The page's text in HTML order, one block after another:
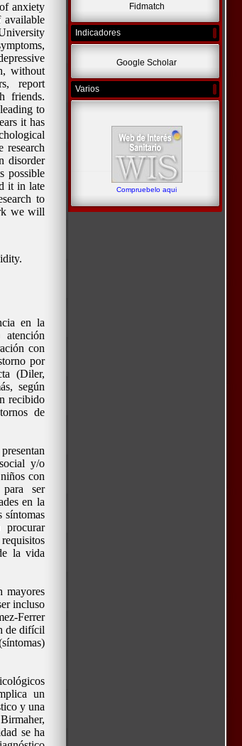
anxiety
without
report
friends.
to
it has
research
disorder
possible
it in late
to
we will
en la
con
por
(Diler,
según
recibido
de
y/o
con
ser
en la
síntomas
la vida
mayores
incluso
Ferrer
de difícil
un
y una
se ha
Fidmatch
Indicadores
Google Scholar
Varios
Compruebelo aqui